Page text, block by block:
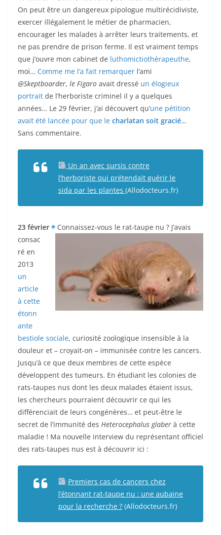
On peut être un dangereux pipologue multirécidiviste,
exercer illégalement le métier de pharmacien,
encourager les malades à arrêter leurs traitements, et
ne pas prendre de prison ferme. Il est vraiment temps
que j’ouvre mon cabinet de luthomictiothérapeuthe,
moi… Comme me l’a fait remarquer l’ami
@Skeptboarder, le Figaro avait dressé un élogieux
portrait de l’herboriste criminel il y a quelques
années… Le 29 février, j’ai découvert qu’une pétition
avait été lancée pour que le charlatan soit gracié…
Sans commentaire.
Un an avec sursis contre
l’herboriste qui prétendait guérir le
sida par les plantes (Allodocteurs.fr)
23 février
Connaissez-vous le rat-taupe nu ? J’avais
consac
ré en
2013
un
article
à cette
étonn
ante
bestiole sociale, curiosité zoologique insensible à la
douleur et – croyait-on – immunisée contre les cancers.
Jusqu’à ce que deux membres de cette espèce
développent des tumeurs. En étudiant les colonies de
rats-taupes nus dont les deux malades étaient issus,
les chercheurs pourraient découvrir ce qui les
différenciait de leurs congénères… et peut-être le
secret de l’immunité des Heterocephalus glaber à cette
maladie ! Ma nouvelle interview du représentant officiel
des rats-taupes nus est à découvrir ici :
Premiers cas de cancers chez
l’étonnant rat-taupe nu : une aubaine
pour la recherche ? (Allodocteurs.fr)